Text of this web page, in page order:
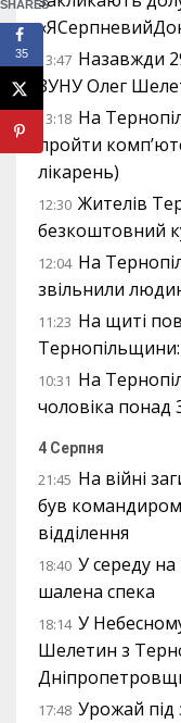
13:47 Назавжди
ЗУНУ Олег
13:18 На
пройти
лікарень)
12:30 Жителів
безкоштовний
12:04 На
звільнили
11:23 На щиті
Тернопільщини:
10:31 На
чоловіка понад
4 Серпня
21:45 На війні
був
відділення
18:40 У середу на
шалена спека
18:14 У
Шелетин з
17:48 Урожай під
SHARES
35